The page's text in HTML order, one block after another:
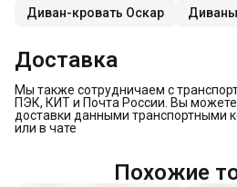
Диван-кровать Оскар Диваны
Доставка
Мы также сотрудничаем с
ПЭК, КИТ и Почта России. Вы можете
доставки данными транспортными
или в чате
Похожие